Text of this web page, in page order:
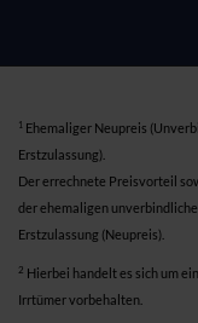
1
Ehemaliger Neupreis
Erstzulassung).
Der errechnete Preisvorteil
der ehemaligen
Erstzulassung (Neupreis).
2 Hierbei handelt es sich um
Irrtümer vorbehalten.